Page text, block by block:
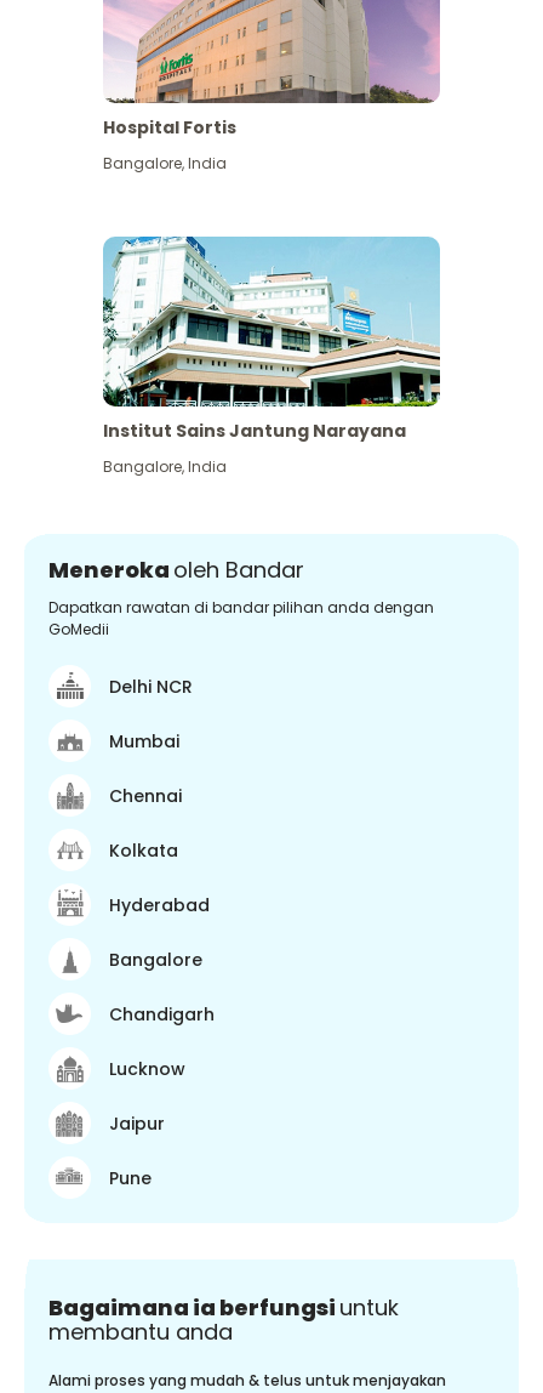
Hospital Fortis
Bangalore,India
Institut Sains Jantung Narayana
Bangalore,India
Meneroka oleh Bandar
Dapatkan rawatan di bandar pilihan anda dengan
GoMedii
Delhi NCR
Mumbai
Chennai
Kolkata
Hyderabad
Bangalore
Chandigarh
Lucknow
Jaipur
Pune
Bagaimana ia berfungsi untuk
membantu anda
Alami proses yang mudah & telus untuk menjayakan